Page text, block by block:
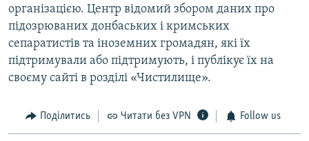
організацією. Центр відомий збором даних про
підозрюваних донбаських і кримських
сепаратистів та іноземних громадян, які їх
підтримували або підтримують, і публікує їх на
своєму сайті в розділі «Чистилище».
Поділитись Читати без VPN Follow us